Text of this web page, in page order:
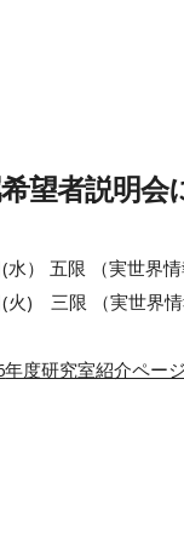
望者説明会
水） 五限 （実世界
(火) 三限 （実世界
年度研究室紹介ペー